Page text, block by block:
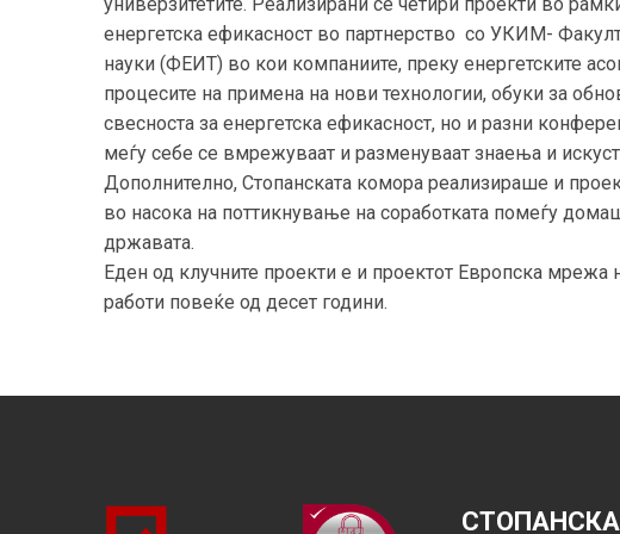
енергетска ефикасност во партнерство со УКИМ-
науки (ФЕИТ) во кои компаниите, преку енергетските
процесите на примена на нови технологии, обуки зa
свесноста за енергетска ефикасност, но и разни
меѓу себе се вмрежуваат и разменуваат знаења и
Дополнително, Стопанската комора реализираше и
во насока на поттикнување на соработката помеѓу
државата.
Еден од клучните проекти е и проектот Европска мрежа
работи повеќе од десет години.